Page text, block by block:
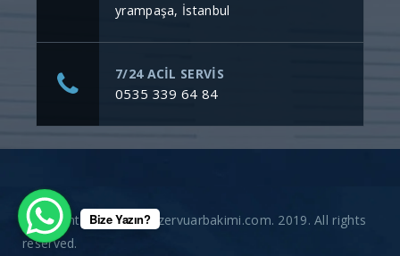
yrampaşa, İstanbul
7/24 ACİL SERVİS
0535 339 64 84
Copyright © gommerezervuarbakimi.com. 2019. All rights
reserved.
Bize Yazın?